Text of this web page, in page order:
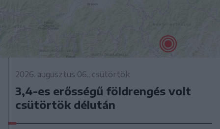
2026. augusztus 06., csütörtök
3,4-es erősségű földrengés volt
csütörtök délután